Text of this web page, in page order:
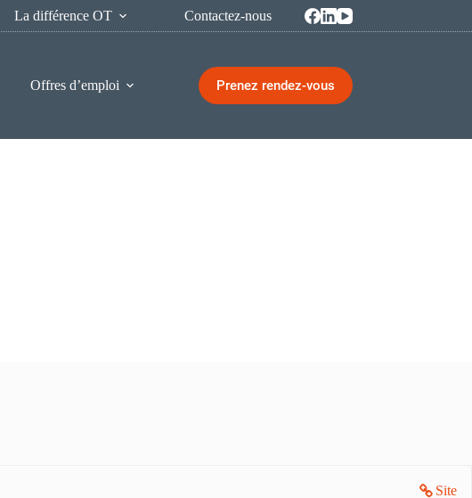
La différence OT Contactez-nous
Offres d’emploi Prenez rendez-vous
Site